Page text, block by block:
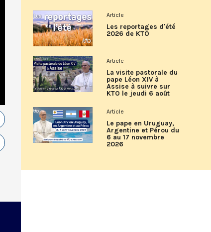
Article
Les reportages d'été
2026 de KTO
Article
La visite pastorale du
pape Léon XIV à
Assise à suivre sur
KTO le jeudi 6 août
Article
Le pape en Uruguay,
Argentine et Pérou du
6 au 17 novembre
2026